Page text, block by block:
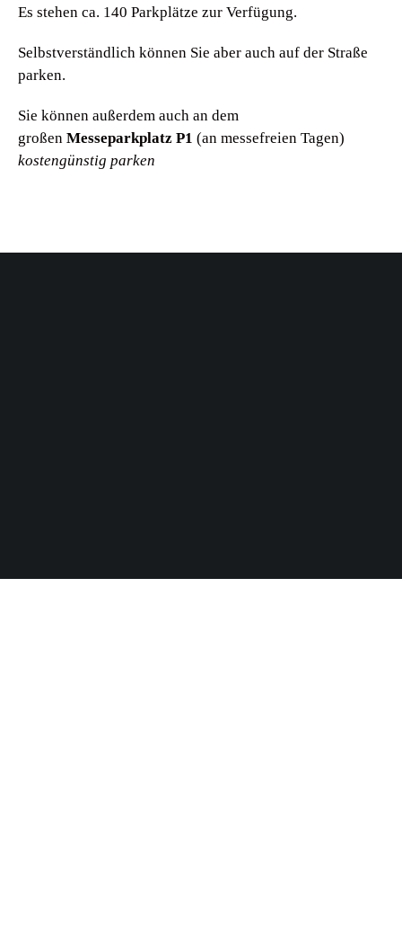
Es stehen ca. 140 Parkplätze zur Verfügung.
Selbstverständlich können Sie aber auch auf der Straße
parken.
Sie können außerdem auch an dem
großen Messeparkplatz P1 (an messefreien Tagen)
kostengünstig parken